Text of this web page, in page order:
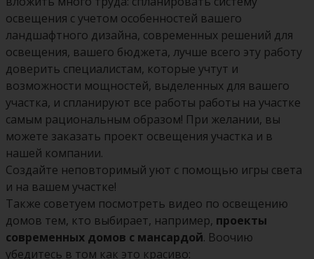
освещения с учетом особенностей вашего
ландшафтного дизайна, современных решений для
освещения, вашего бюджета, лучше всего эту работу
доверить специалистам, которые учтут и
возможности мощностей, выделенных для вашего
участка, и спланируют все работы работы на участке
самым рациональным образом! При желании, вы
можете заказать проект освещения участка и в
нашей компании.
Создайте неповторимый уют с помощью игры света
и на вашем участке!
Также советуем посмотреть видео по освещению
домов тем, кто выбирает, например, проекты
современных домов с мансардой. Воочию
убедитесь в том как это красиво: